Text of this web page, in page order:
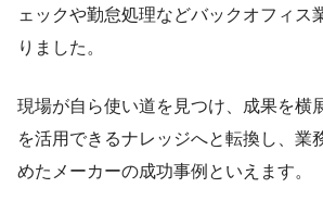
ェックや勤怠処理などバックオフィス
りました。
現場が自ら使い道を見つけ、成果を横
を活用できるナレッジへと転換し、業
めたメーカーの成功事例といえます。